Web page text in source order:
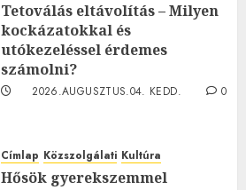
Tetoválás eltávolítás – Milyen
kockázatokkal és
utókezeléssel érdemes
számolni?
2026.AUGUSZTUS.04. KEDD.
0
Címlap Közszolgálati Kultúra
Hősök gyerekszemmel